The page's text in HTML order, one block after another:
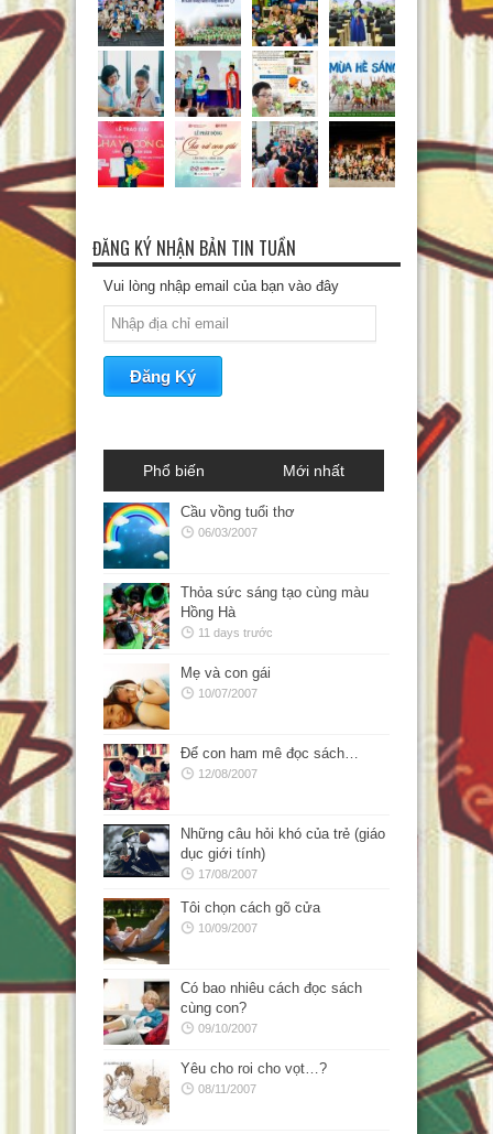
ĐĂNG KÝ NHẬN BẢN TIN TUẦN
Vui lòng nhập email của bạn vào đây
Phổ biến Mới nhất
Cầu vồng tuổi thơ
06/03/2007
Thỏa sức sáng tạo cùng màu
Hồng Hà
11 days trước
Mẹ và con gái
10/07/2007
Để con ham mê đọc sách…
12/08/2007
Những câu hỏi khó của trẻ (giáo
dục giới tính)
17/08/2007
Tôi chọn cách gõ cửa
10/09/2007
Có bao nhiêu cách đọc sách
cùng con?
09/10/2007
Yêu cho roi cho vọt…?
08/11/2007